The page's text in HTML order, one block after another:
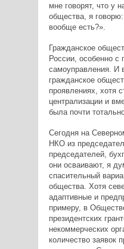
мне говорят, что у
общества, я
вообще есть?».
Гражданское
России, особенно с
самоуправления. И
гражданское
проявлениях, хотя
централизации и
была почти
Сегодня на
НКО из
председателей,
они осваивают, я
спасительный
общества. Хотя
адаптивные и
примеру, в
президентских
некоммерческих
количество заявок